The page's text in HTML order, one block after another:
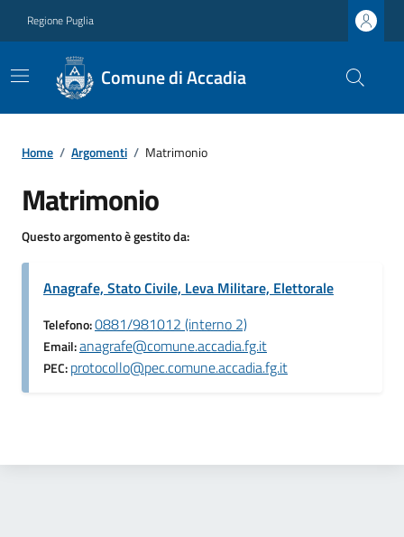
Regione Puglia
Comune di Accadia
Home / Argomenti / Matrimonio
Matrimonio
Questo argomento è gestito da:
Anagrafe, Stato Civile, Leva Militare, Elettorale
Telefono:0881/981012 (interno 2)
Email:anagrafe@comune.accadia.fg.it
PEC:protocollo@pec.comune.accadia.fg.it